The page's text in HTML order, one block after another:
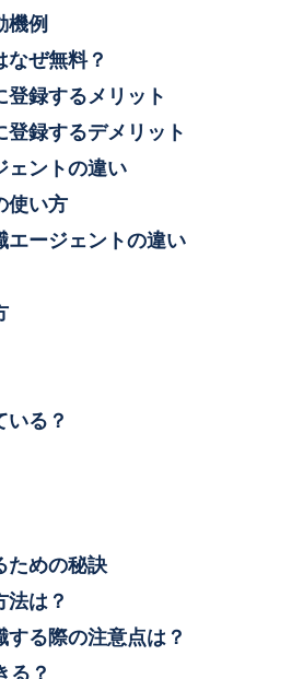
機例
なぜ無料？
録するメリット
録するデメリット
ェントの違い
使い方
エージェントの違い
いる？
ための秘訣
法は？
る際の注意点は？
る？